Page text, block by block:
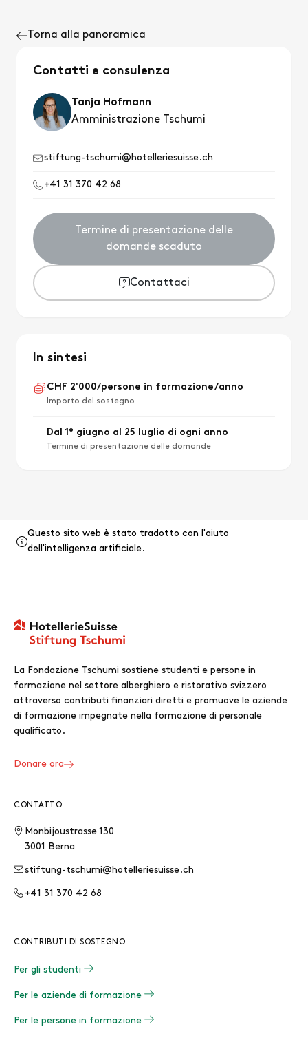
Torna alla panoramica
Contatti e consulenza
Tanja Hofmann
Amministrazione Tschumi
stiftung-tschumi@hotelleriesuisse.ch
+41 31 370 42 68
Termine di presentazione delle
domande scaduto
Contattaci
In sintesi
CHF 2'000/persone in formazione/anno
Importo del sostegno
Dal 1° giugno al 25 luglio di ogni anno
Termine di presentazione delle domande
Questo sito web è stato tradotto con l'aiuto
dell'intelligenza artificiale.
La Fondazione Tschumi sostiene studenti e persone in
formazione nel settore alberghiero e ristorativo svizzero
attraverso contributi finanziari diretti e promuove le aziende
di formazione impegnate nella formazione di personale
qualificato.
Donare ora
CONTATTO
Monbijoustrasse 130
3001 Berna
stiftung-tschumi@hotelleriesuisse.ch
+41 31 370 42 68
CONTRIBUTI DI SOSTEGNO
Per gli studenti
Per le aziende di formazione
Per le persone in formazione